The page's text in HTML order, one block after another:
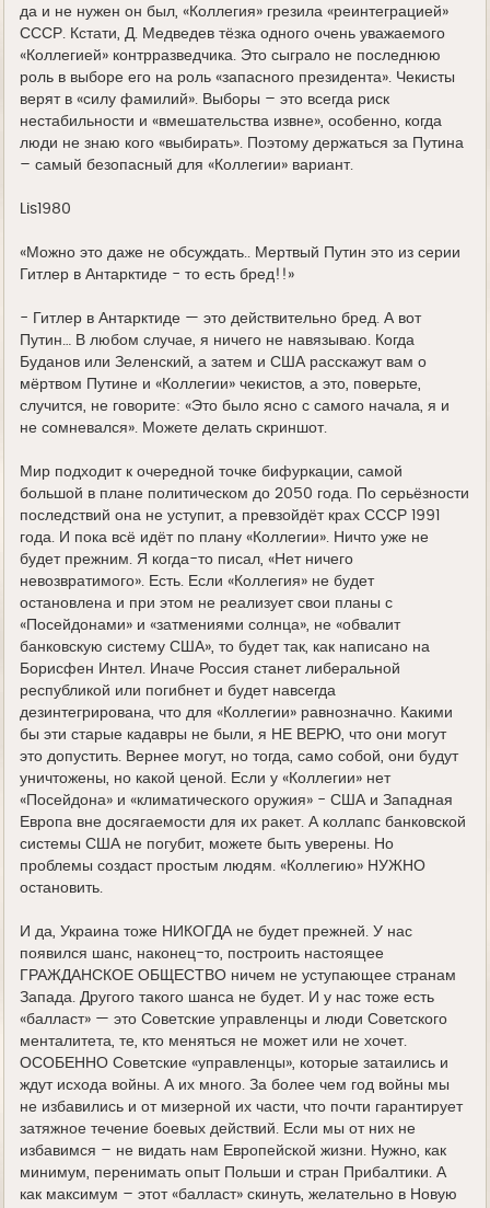
да и не нужен он был, «Коллегия» грезила «реинтеграцией»
СССР. Кстати, Д. Медведев тёзка одного очень уважаемого
«Коллегией» контрразведчика. Это сыграло не последнюю
роль в выборе его на роль «запасного президента». Чекисты
верят в «силу фамилий». Выборы – это всегда риск
нестабильности и «вмешательства извне», особенно, когда
люди не знаю кого «выбирать». Поэтому держаться за Путина
– самый безопасный для «Коллегии» вариант.
Lis1980
«Можно это даже не обсуждать.. Мертвый Путин это из серии
Гитлер в Антарктиде - то есть бред!!»
- Гитлер в Антарктиде — это действительно бред. А вот
Путин… В любом случае, я ничего не навязываю. Когда
Буданов или Зеленский, а затем и США расскажут вам о
мёртвом Путине и «Коллегии» чекистов, а это, поверьте,
случится, не говорите: «Это было ясно с самого начала, я и
не сомневался». Можете делать скриншот.
Мир подходит к очередной точке бифуркации, самой
большой в плане политическом до 2050 года. По серьёзности
последствий она не уступит, а превзойдёт крах СССР 1991
года. И пока всё идёт по плану «Коллегии». Ничто уже не
будет прежним. Я когда-то писал, «Нет ничего
невозвратимого». Есть. Если «Коллегия» не будет
остановлена и при этом не реализует свои планы с
«Посейдонами» и «затмениями солнца», не «обвалит
банковскую систему США», то будет так, как написано на
Борисфен Интел. Иначе Россия станет либеральной
республикой или погибнет и будет навсегда
дезинтегрирована, что для «Коллегии» равнозначно. Какими
бы эти старые кадавры не были, я НЕ ВЕРЮ, что они могут
это допустить. Вернее могут, но тогда, само собой, они будут
уничтожены, но какой ценой. Если у «Коллегии» нет
«Посейдона» и «климатического оружия» - США и Западная
Европа вне досягаемости для их ракет. А коллапс банковской
системы США не погубит, можете быть уверены. Но
проблемы создаст простым людям. «Коллегию» НУЖНО
остановить.
И да, Украина тоже НИКОГДА не будет прежней. У нас
появился шанс, наконец-то, построить настоящее
ГРАЖДАНСКОЕ ОБЩЕСТВО ничем не уступающее странам
Запада. Другого такого шанса не будет. И у нас тоже есть
«балласт» — это Советские управленцы и люди Советского
менталитета, те, кто меняться не может или не хочет.
ОСОБЕННО Советские «управленцы», которые затаились и
ждут исхода войны. А их много. За более чем год войны мы
не избавились и от мизерной их части, что почти гарантирует
затяжное течение боевых действий. Если мы от них не
избавимся – не видать нам Европейской жизни. Нужно, как
минимум, перенимать опыт Польши и стран Прибалтики. А
как максимум – этот «балласт» скинуть, желательно в Новую